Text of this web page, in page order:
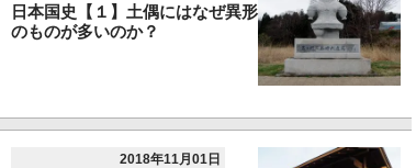
日本国史【１】土偶にはなぜ異形
のものが多いのか？
2018年11月01日